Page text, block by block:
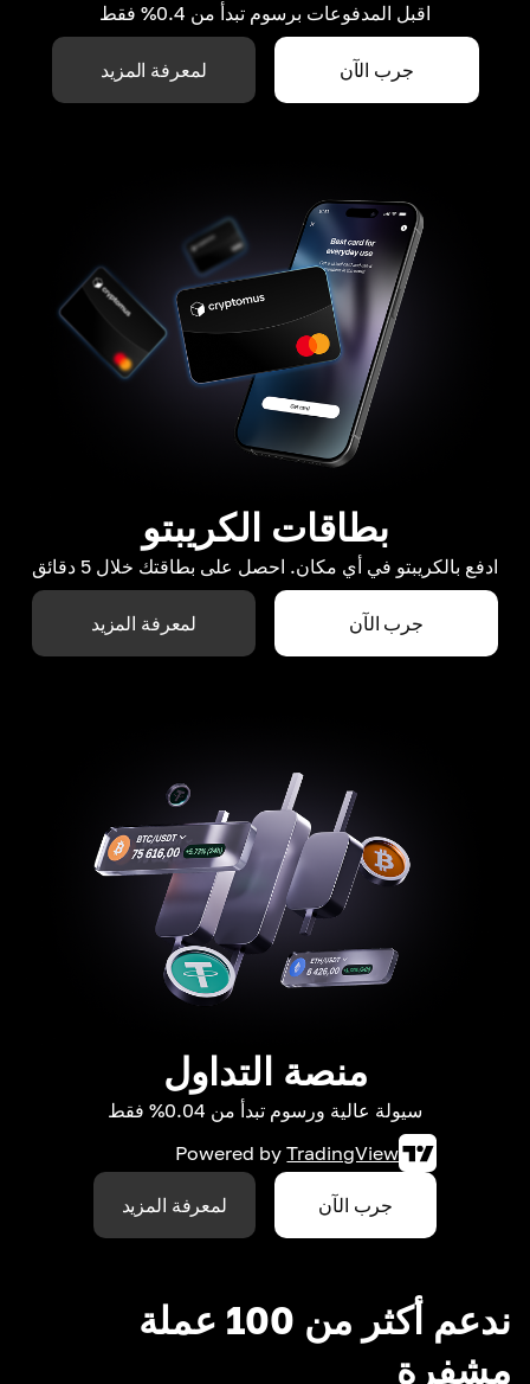
اقبل المدفوعات برسوم تبدأ من 0.4% فقط
جرب الآن لمعرفة المزيد
بطاقات الكريبتو
ادفع بالكريبتو في أي مكان. احصل على بطاقتك خلال 5 دقائق
جرب الآن لمعرفة المزيد
منصة التداول
سيولة عالية ورسوم تبدأ من 0.04% فقط
Powered by TradingView
جرب الآن لمعرفة المزيد
ندعم أكثر من 100 عملة
مشفرة